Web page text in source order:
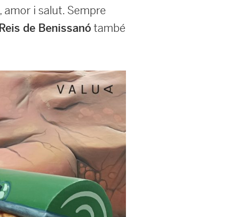
amor i salut. Sempre
de Benissanótambé